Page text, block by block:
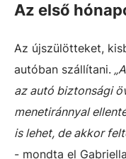
Az első
Az újszülötteket,
autóban szállítani.
az autó biztonsági
menetiránnyal
is lehet, de akkor
- mondta el